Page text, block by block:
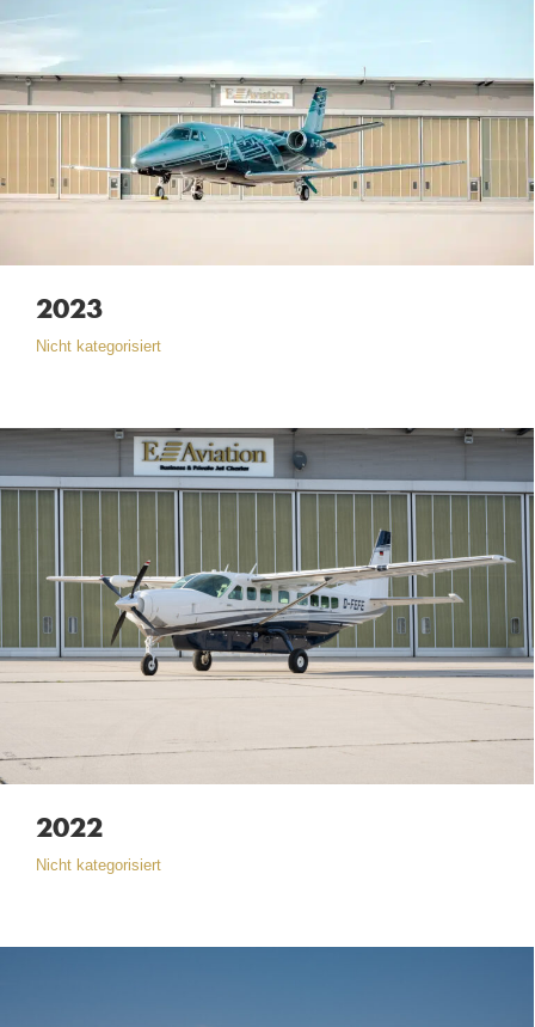
2023
Nicht kategorisiert
2022
Nicht kategorisiert